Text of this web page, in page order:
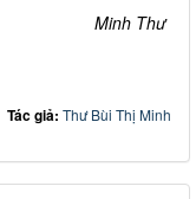
Minh Thư
Tác giả: Thư Bùi Thị Minh